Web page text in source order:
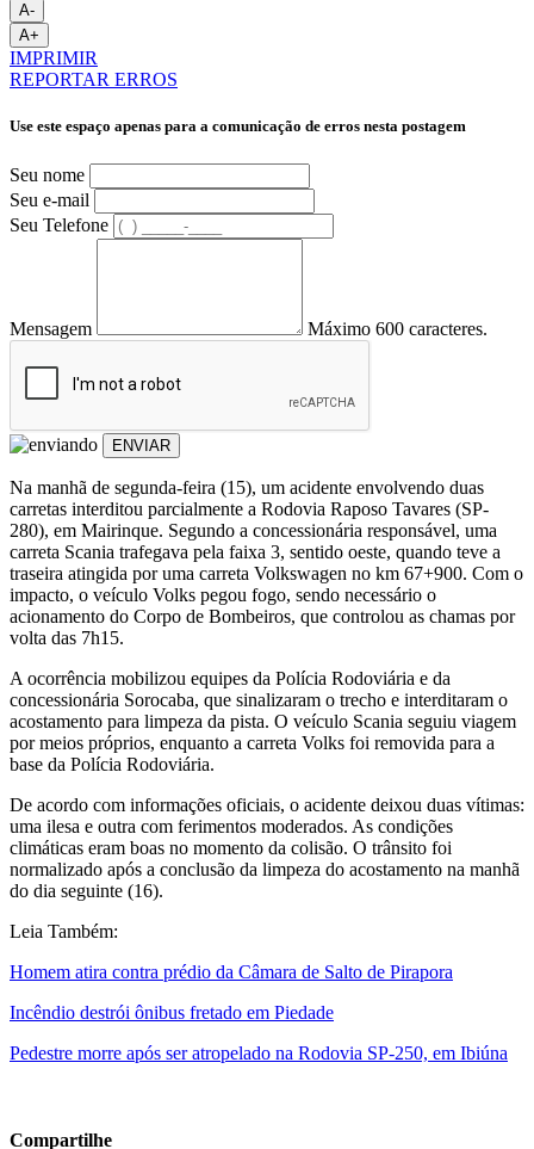
A-
A+
IMPRIMIR
REPORTAR ERROS
Use este espaço apenas para a comunicação de erros nesta postagem
Seu nome
Seu e-mail
Seu Telefone
Mensagem Máximo 600 caracteres.
ENVIAR
Na manhã de segunda-feira (15), um acidente envolvendo duas
carretas interditou parcialmente a Rodovia Raposo Tavares (SP-
280), em Mairinque. Segundo a concessionária responsável, uma
carreta Scania trafegava pela faixa 3, sentido oeste, quando teve a
traseira atingida por uma carreta Volkswagen no km 67+900. Com o
impacto, o veículo Volks pegou fogo, sendo necessário o
acionamento do Corpo de Bombeiros, que controlou as chamas por
volta das 7h15.
A ocorrência mobilizou equipes da Polícia Rodoviária e da
concessionária Sorocaba, que sinalizaram o trecho e interditaram o
acostamento para limpeza da pista. O veículo Scania seguiu viagem
por meios próprios, enquanto a carreta Volks foi removida para a
base da Polícia Rodoviária.
De acordo com informações oficiais, o acidente deixou duas vítimas:
uma ilesa e outra com ferimentos moderados. As condições
climáticas eram boas no momento da colisão. O trânsito foi
normalizado após a conclusão da limpeza do acostamento na manhã
do dia seguinte (16).
Leia Também:
Homem atira contra prédio da Câmara de Salto de Pirapora
Incêndio destrói ônibus fretado em Piedade
Pedestre morre após ser atropelado na Rodovia SP-250, em Ibiúna
Compartilhe